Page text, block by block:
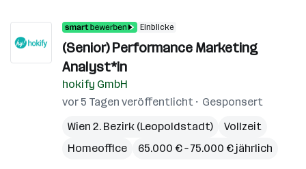
in
Wien
Einblicke
(Senior) Performance Marketing
Analyst*in
hokify GmbH
vor 5 Tagen veröffentlicht
Gesponsert
Wien 2. Bezirk (Leopoldstadt)
Vollzeit
Homeoffice
65.000 € – 75.000 € jährlich